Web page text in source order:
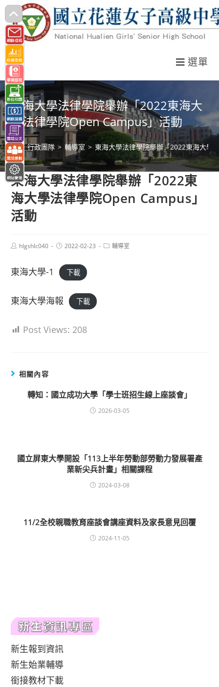
跳
轉
至
主
要
內
容
選單
東海大學法律學院舉辦「2022東海大
學法律學院Open Campus」活動
> 行政團隊 > 輔導室 > 東海大學法律學院舉辦「2022東海大學
東海大學法律學院舉辦「2022東
海大學法律學院Open Campus」
活動
Posthlgshlc040
Post2022-02-23
Post輔導室
東海大學-1 下載
東海大學海報 下載
Post Views: 208
相關內容
轉知：國立成功大學「學士班招生線上座談會」
2026-03-05
國立屏東大學開設「113上半年勞動部勞動力發展署產
業新尖兵計畫」相關課程
2024-03-08
11/2全校親職教育座談會講座資料及家長意見回覆
2024-11-05
新生報到資訊
新生始業輔導
銜接教材下載